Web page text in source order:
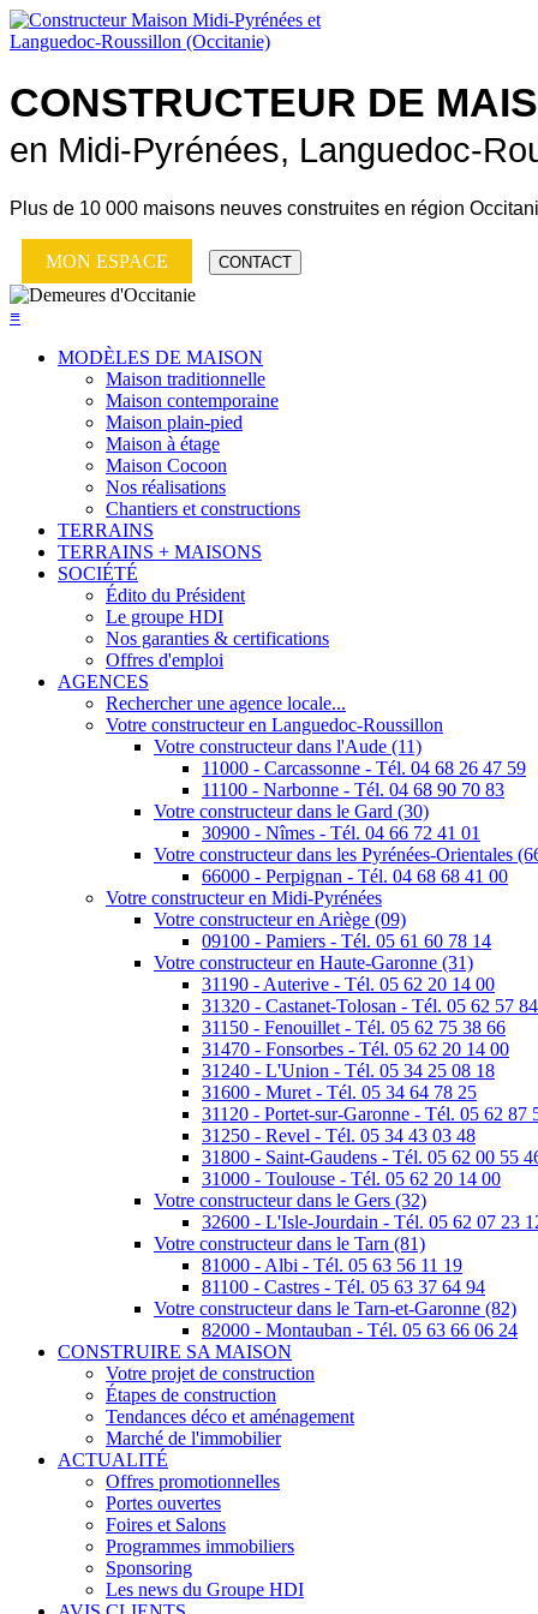
CONSTRUCTEUR DE
en Midi-Pyrénées, Languedoc-
Plus de 10 000 maisons neuves construites en région
MON ESPACE CONTACT
≡
MODÈLES DE MAISON
Maison traditionnelle
Maison contemporaine
Maison plain-pied
Maison à étage
Maison Cocoon
Nos réalisations
Chantiers et constructions
TERRAINS
TERRAINS + MAISONS
SOCIÉTÉ
Édito du Président
Le groupe HDI
Nos garanties & certifications
Offres d'emploi
AGENCES
Rechercher une agence locale...
Votre constructeur en Languedoc-Roussillon
Votre constructeur dans l'Aude (11)
11000 - Carcassonne - Tél. 04 68 26 47 59
11100 - Narbonne - Tél. 04 68 90 70 83
Votre constructeur dans le Gard (30)
30900 - Nîmes - Tél. 04 66 72 41 01
Votre constructeur dans les Pyrénées-Orientales
66000 - Perpignan - Tél. 04 68 68 41 00
Votre constructeur en Midi-Pyrénées
Votre constructeur en Ariège (09)
09100 - Pamiers - Tél. 05 61 60 78 14
Votre constructeur en Haute-Garonne (31)
31190 - Auterive - Tél. 05 62 20 14 00
31320 - Castanet-Tolosan - Tél. 05 62 57
31150 - Fenouillet - Tél. 05 62 75 38 66
31470 - Fonsorbes - Tél. 05 62 20 14 00
31240 - L'Union - Tél. 05 34 25 08 18
31600 - Muret - Tél. 05 34 64 78 25
31120 - Portet-sur-Garonne - Tél. 05 62 87
31250 - Revel - Tél. 05 34 43 03 48
31800 - Saint-Gaudens - Tél. 05 62 00 55
31000 - Toulouse - Tél. 05 62 20 14 00
Votre constructeur dans le Gers (32)
32600 - L'Isle-Jourdain - Tél. 05 62 07 23
Votre constructeur dans le Tarn (81)
81000 - Albi - Tél. 05 63 56 11 19
81100 - Castres - Tél. 05 63 37 64 94
Votre constructeur dans le Tarn-et-Garonne (82)
82000 - Montauban - Tél. 05 63 66 06 24
CONSTRUIRE SA MAISON
Votre projet de construction
Étapes de construction
Tendances déco et aménagement
Marché de l'immobilier
ACTUALITÉ
Offres promotionnelles
Portes ouvertes
Foires et Salons
Programmes immobiliers
Sponsoring
Les news du Groupe HDI